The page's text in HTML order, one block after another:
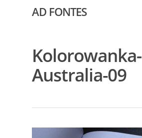
AD FONTES
Kolorowanka-
Australia-09